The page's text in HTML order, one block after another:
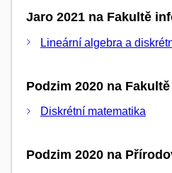
Jaro 2021 na Fakultě
Lineární algebra a
Podzim 2020 na
Diskrétní matematika
Podzim 2020 na